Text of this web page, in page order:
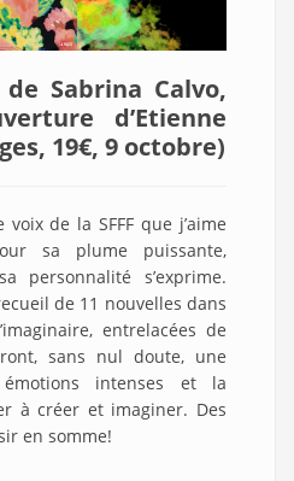
de Sabrina Calvo,
d’Etienne
19€, 9 octobre)
de la SFFF que j’aime
sa plume puissante,
personnalité s’exprime.
de 11 nouvelles dans
entrelacées de
sans nul doute, une
intenses et la
à créer et imaginer. Des
en somme!